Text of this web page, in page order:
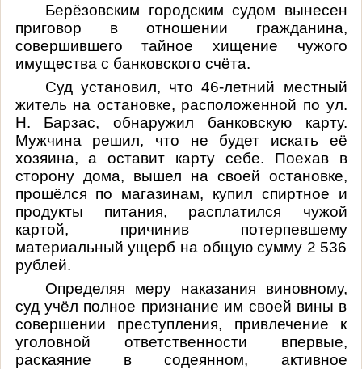
Берёзовским городским судом вынесен
приговор в отношении гражданина,
совершившего тайное хищение чужого
имущества с банковского счёта.
Суд установил, что 46-летний местный
житель на остановке, расположенной по ул.
Н. Барзас, обнаружил банковскую карту.
Мужчина решил, что не будет искать её
хозяина, а оставит карту себе. Поехав в
сторону дома, вышел на своей остановке,
прошёлся по магазинам, купил спиртное и
продукты питания, расплатился чужой
картой, причинив потерпевшему
материальный ущерб на общую сумму 2 536
рублей.
Определяя меру наказания виновному,
суд учёл полное признание им своей вины в
совершении преступления, привлечение к
уголовной ответственности впервые,
раскаяние в содеянном, активное